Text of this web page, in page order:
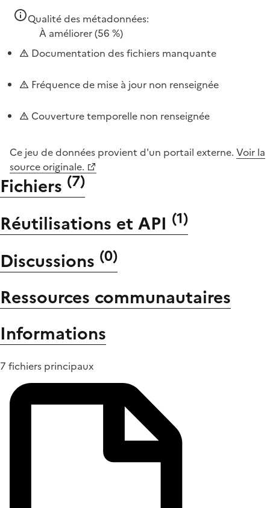
Qualité des métadonnées:
À améliorer(56 %)
Documentation des fichiers manquante
Fréquence de mise à jour non renseignée
Couverture temporelle non renseignée
Ce jeu de données provient d'un portail externe. Voir la
source originale.
Fichiers (7)
Réutilisations et API (1)
Discussions (0)
Ressources communautaires
Informations
7 fichiers principaux